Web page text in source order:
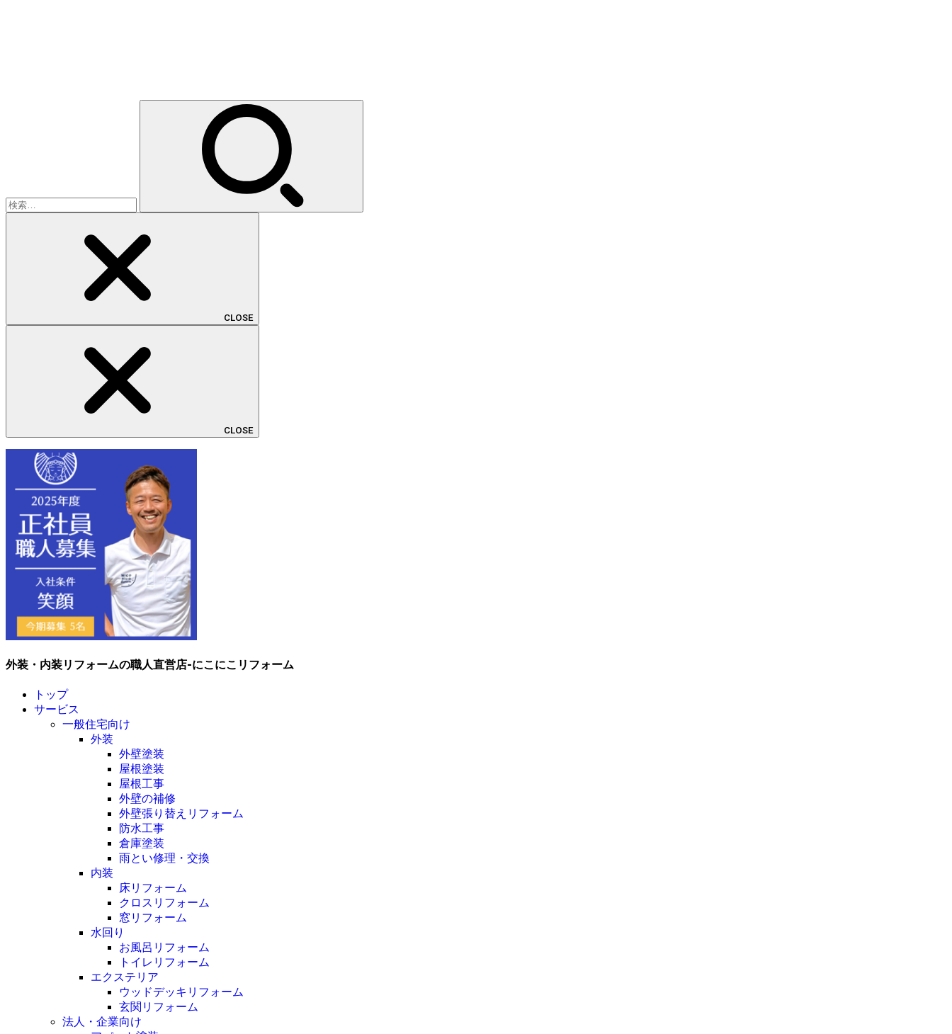
CLOSE
CLOSE
外装・内装リフォームの職人直営店-にこにこリフォーム
トップ
サービス
一般住宅向け
外装
外壁塗装
屋根塗装
屋根工事
外壁の補修
外壁張り替えリフォーム
防水工事
倉庫塗装
雨とい修理・交換
内装
床リフォーム
クロスリフォーム
窓リフォーム
水回り
お風呂リフォーム
トイレリフォーム
エクステリア
ウッドデッキリフォーム
玄関リフォーム
法人・企業向け